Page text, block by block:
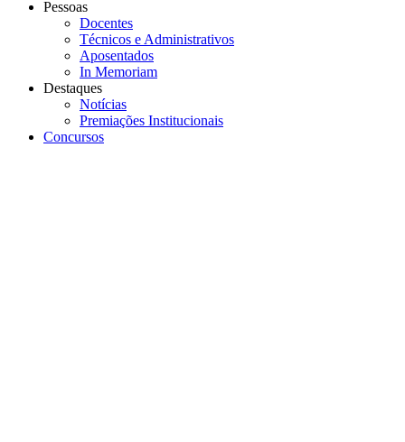
Pessoas
Docentes
Técnicos e Administrativos
Aposentados
In Memoriam
Destaques
Notícias
Premiações Institucionais
Concursos